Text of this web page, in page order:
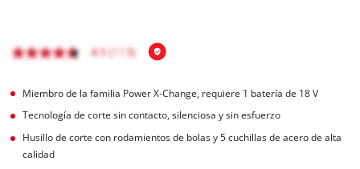
Miembro de la familia Power X-Change, requiere 1 batería de 18 V
Tecnología de corte sin contacto, silenciosa y sin esfuerzo
Husillo de corte con rodamientos de bolas y 5 cuchillas de acero de alta
calidad